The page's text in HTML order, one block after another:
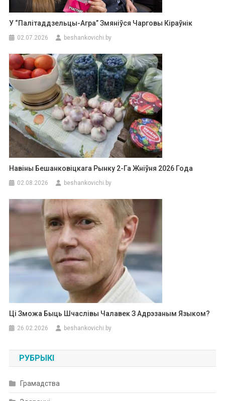
У “Палітаддзельцы-Агра” Змяніўся Чарговы Кіраўнік
02.07.2026 beshankovichi.by
Навіны Бешанковіцкага Рынку 2-Га Жніўня 2026 Года
02.08.2026 beshankovichi.by
Ці Зможа Быць Шчаслівы Чалавек З Адрэзаным Языком?
26.02.2026 beshankovichi.by
РУБРЫКІ
Грамадства